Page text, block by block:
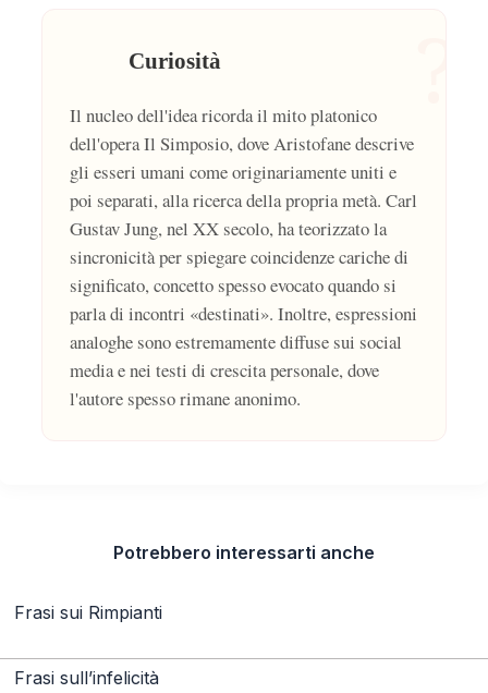
Curiosità
Il nucleo dell'idea ricorda il mito platonico
dell'opera Il Simposio, dove Aristofane descrive
gli esseri umani come originariamente uniti e
poi separati, alla ricerca della propria metà. Carl
Gustav Jung, nel XX secolo, ha teorizzato la
sincronicità per spiegare coincidenze cariche di
significato, concetto spesso evocato quando si
parla di incontri «destinati». Inoltre, espressioni
analoghe sono estremamente diffuse sui social
media e nei testi di crescita personale, dove
l'autore spesso rimane anonimo.
Potrebbero interessarti anche
Frasi sui Rimpianti
Frasi sull’infelicità